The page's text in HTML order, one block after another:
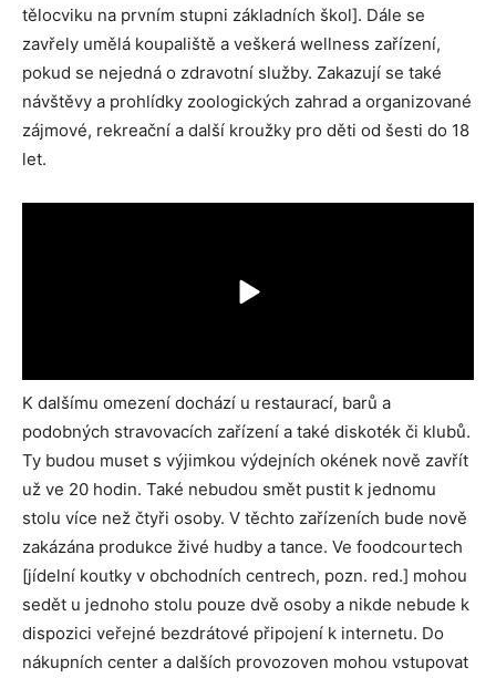
tělocviku na prvním stupni základních škol]. Dále se
zavřely umělá koupaliště a veškerá wellness zařízení,
pokud se nejedná o zdravotní služby. Zakazují se také
návštěvy a prohlídky zoologických zahrad a organizované
zájmové, rekreační a další kroužky pro děti od šesti do 18
let.
K dalšímu omezení dochází u restaurací, barů a
podobných stravovacích zařízení a také diskoték či klubů.
Ty budou muset s výjimkou výdejních okének nově zavřít
už ve 20 hodin. Také nebudou smět pustit k jednomu
stolu více než čtyři osoby. V těchto zařízeních bude nově
zakázána produkce živé hudby a tance. Ve foodcourtech
[jídelní koutky v obchodních centrech, pozn. red.] mohou
sedět u jednoho stolu pouze dvě osoby a nikde nebude k
dispozici veřejné bezdrátové připojení k internetu. Do
nákupních center a dalších provozoven mohou vstupovat